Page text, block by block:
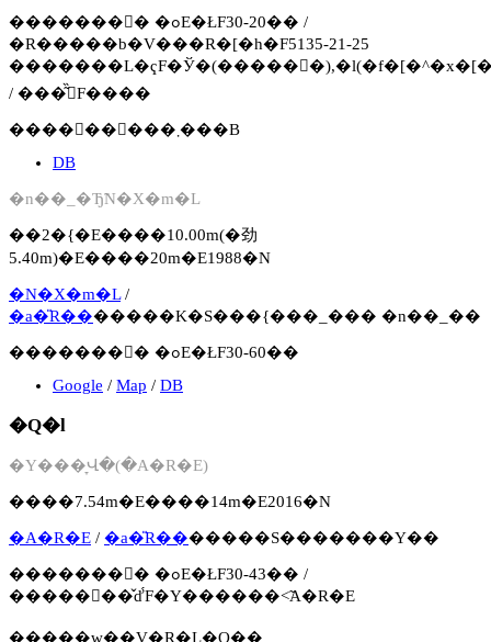
�������񍐏� �ߋE�ŁF30-20�� /
�R�����b�V���R�[�h�F5135-21-25
/ ���͂̏󋵁F����
����񂪌�����܂���B
DB
�n��_�Ђ̃N�X�m�L
��2�{�E����10.00m(�劲
5.40m)�E����20m�E1988�N
�N�X�m�L/
�a�̎R�������K�S���{���_��� �n��_��
�������񍐏� �ߋE�ŁF30-60��
Google / Map / DB
�Q�l
�Y���̞Վ�(�A�R�E)
����7.54m�E����14m�E2016�N
�A�R�E / �a�̎R�������S�������Y��
�������񍐏� �ߋE�ŁF30-43�� /
�����񍐏��̌ď́F�Y������˂̃A�R�E
�����w��V�R�L�O��